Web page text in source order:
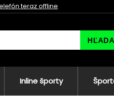
teraz offline
Inline športy